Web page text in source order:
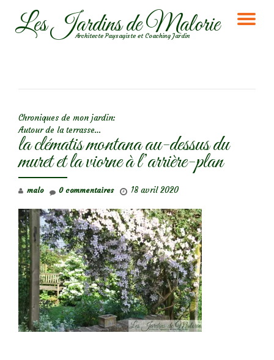
AllerLes Jardins de Malorie
Architecte Paysagiste et Coaching Jardin
Chroniques de mon jardin:
Autour de la terrasse…
la clématis montana au-dessus du
muret et la viorne à l’arrière-plan
malo 18 avril 2020
0 commentaires